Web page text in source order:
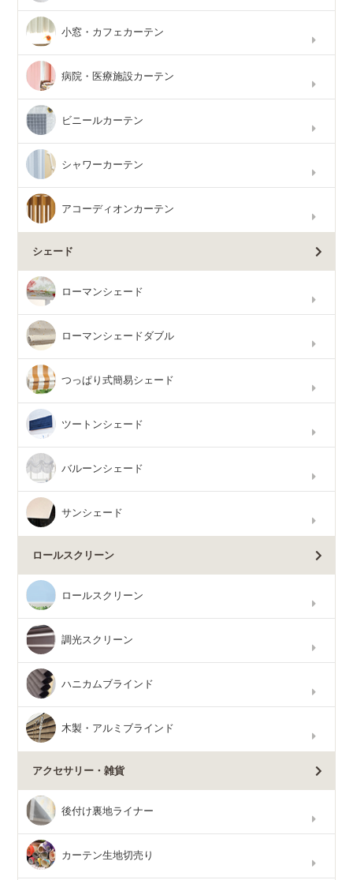
小窓・カフェカーテン
病院・医療施設カーテン
ビニールカーテン
シャワーカーテン
アコーディオンカーテン
シェード
ローマンシェード
ローマンシェードダブル
つっぱり式簡易シェード
ツートンシェード
バルーンシェード
サンシェード
ロールスクリーン
ロールスクリーン
調光スクリーン
ハニカムブラインド
木製・アルミブラインド
アクセサリー・雑貨
後付け裏地ライナー
カーテン生地切売り